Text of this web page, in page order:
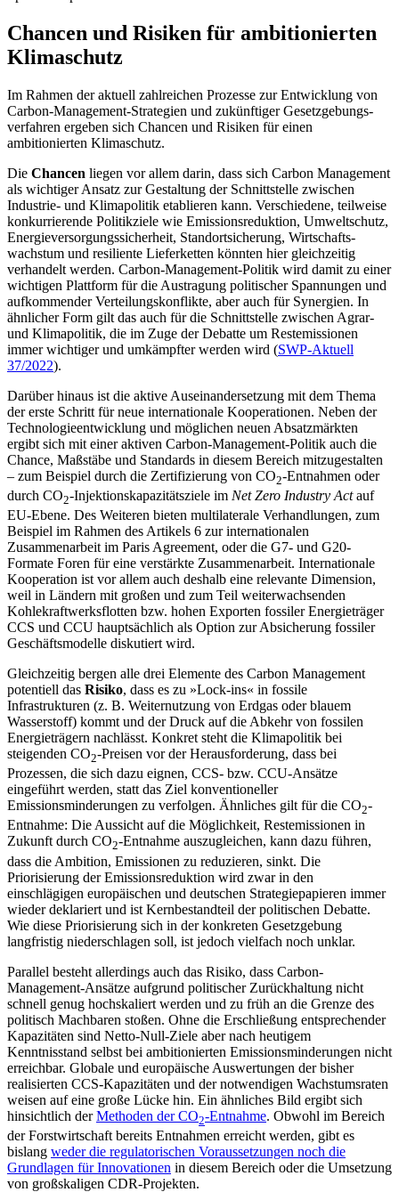
Chancen und Risiken für ambitionierten
Klimaschutz
Im Rahmen der aktuell zahlreichen Prozesse zur Entwicklung von
Carbon-Management-Strategien und zukünftiger Gesetzgebungs­
verfahren ergeben sich Chancen und Risiken für einen
ambitionierten Klimaschutz.
Die Chancen liegen vor allem darin, dass sich Carbon Management
als wichtiger An­satz zur Gestaltung der Schnittstelle zwi­schen
Industrie- und Klimapolitik etablie­ren kann. Verschiedene, teilweise
konkur­rie­rende Politikziele wie Emissionsreduk­tion, Umweltschutz,
Energieversorgungs­sicherheit, Standortsicherung, Wirtschafts­
wachstum und resiliente Lieferketten könn­ten hier gleichzeitig
verhandelt werden. Carbon-Management-Politik wird damit zu einer
wichtigen Plattform für die Austragung politischer Spannungen und
aufkom­mender Verteilungskonflikte, aber auch für Synergien. In
ähnlicher Form gilt das auch für die Schnittstelle zwischen Agrar-
und Klimapolitik, die im Zuge der Debatte um Restemissionen
immer wichtiger und um­kämpfter werden wird (SWP-Aktuell
37/2022).
Darüber hinaus ist die aktive Auseinandersetzung mit dem Thema
der erste Schritt für neue internationale Kooperationen. Neben der
Technologieentwicklung und möglichen neuen Absatzmärkten
ergibt sich mit einer aktiven Carbon-Management-Politik auch die
Chance, Maßstäbe und Stan­dards in diesem Bereich mitzugestalten
– zum Beispiel durch die Zertifizierung von CO2-Entnahmen oder
durch CO2-Injektions­kapazitätsziele im Net Zero Industry Actauf
EU-Ebene. Des Weiteren bieten multi­laterale Verhandlungen, zum
Beispiel im Rahmen des Artikels 6 zur internationalen
Zusammenarbeit im Paris Agreement, oder die G7- und G20-
Formate Foren für eine verstärkte Zusammenarbeit. Internationale
Kooperation ist vor allem auch deshalb eine relevante Dimension,
weil in Ländern mit großen und zum Teil weiterwachsenden
Kohlekraftwerksflotten bzw. hohen Expor­ten fossiler Energieträger
CCS und CCU hauptsächlich als Option zur Absicherung fossiler
Geschäftsmodelle diskutiert wird.
Gleichzeitig bergen alle drei Elemente des Carbon Management
potentiell das Risiko, dass es zu »Lock-ins« in fossile
Infrastrukturen (z. B. Weiternutzung von Erdgas oder blauem
Wasserstoff) kommt und der Druck auf die Abkehr von fossilen
Ener­gieträgern nachlässt. Konkret steht die Klima­politik bei
steigenden CO2-Preisen vor der Herausforderung, dass bei
Prozessen, die sich dazu eignen, CCS- bzw. CCU-Ansätze
eingeführt werden, statt das Ziel konventio­neller
Emissionsminderungen zu verfolgen. Ähnliches gilt für die CO2-
Entnahme: Die Aussicht auf die Möglichkeit, Restemissionen in
Zukunft durch CO2-Entnahme aus­zugleichen, kann dazu führen,
dass die Ambition, Emissionen zu reduzieren, sinkt. Die
Priorisierung der Emissionsreduktion wird zwar in den
einschlägigen europäischen und deutschen Strategiepapieren immer
wieder deklariert und ist Kernbestandteil der politischen Debatte.
Wie diese Priorisierung sich in der konkreten Gesetzgebung
langfristig niederschlagen soll, ist jedoch vielfach noch unklar.
Parallel besteht allerdings auch das Risiko, dass Carbon-
Management-Ansätze aufgrund politischer Zurückhaltung nicht
schnell genug hochskaliert werden und zu früh an die Grenze des
politisch Machbaren stoßen. Ohne die Erschließung entsprechen­der
Kapazitäten sind Netto-Null-Ziele aber nach heutigem
Kenntnisstand selbst bei ambitionierten Emissionsminderungen nicht
erreichbar. Globale und europäische Auswertungen der bisher
realisierten CCS-Kapazitäten und der notwendigen Wachstumsraten
weisen auf eine große Lücke hin. Ein ähnliches Bild ergibt sich
hinsichtlich derMethoden der CO2-Entnahme. Obwohl im Bereich
der Forstwirtschaft bereits Ent­nahmen erreicht werden, gibt es
bislang weder die regulatorischen Voraussetzungen noch die
Grundlagen für Innovationen in diesem Bereich oder die Umsetzung
von großskaligen CDR-Projekten.